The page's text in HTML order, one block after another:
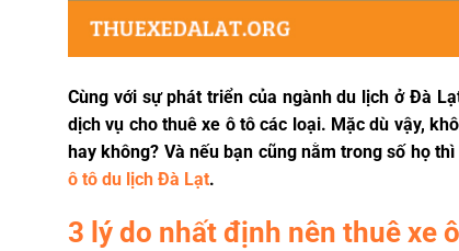
Cùng với sự phát triển của ngành du lịch ở Đà
dịch vụ cho thuê xe ô tô các loại. Mặc dù vậy,
hay không? Và nếu bạn cũng nằm trong số họ
ô tô du lịch Đà Lạt.
3 lý do nhất định nên thuê xe